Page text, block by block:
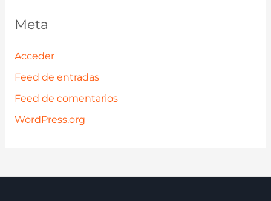
Meta
Acceder
Feed de entradas
Feed de comentarios
WordPress.org